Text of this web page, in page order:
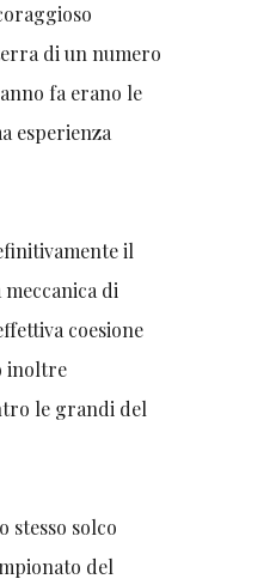
di un numero
fa erano le
esperienza
il
di
coesione
inoltre
le grandi del
stesso solco
del